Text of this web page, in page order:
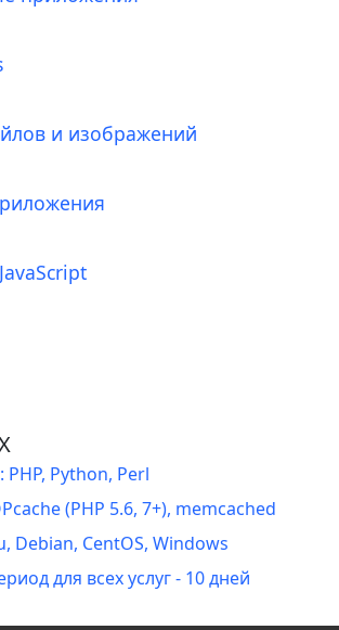
и изображений
PHP, Python, Perl
(PHP 5.6, 7+), memcached
Debian, CentOS, Windows
для всех услуг - 10 дней